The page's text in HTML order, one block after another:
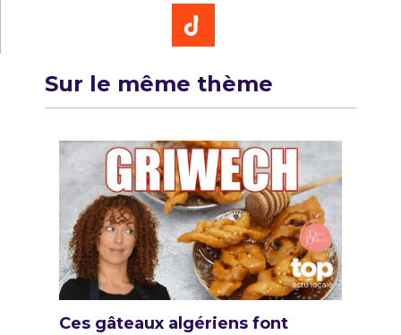
Sur le même thème
Ces gâteaux algériens font